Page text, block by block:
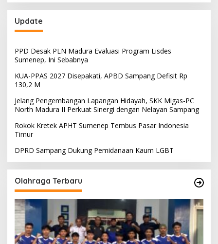
Update
PPD Desak PLN Madura Evaluasi Program Lisdes
Sumenep, Ini Sebabnya
KUA-PPAS 2027 Disepakati, APBD Sampang Defisit Rp
130,2 M
Jelang Pengembangan Lapangan Hidayah, SKK Migas-PC
North Madura II Perkuat Sinergi dengan Nelayan Sampang
Rokok Kretek APHT Sumenep Tembus Pasar Indonesia
Timur
DPRD Sampang Dukung Pemidanaan Kaum LGBT
Olahraga Terbaru